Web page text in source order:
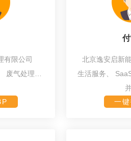
有限公司
废气处理、
北京逸安启新
生活服务、
软件、
一